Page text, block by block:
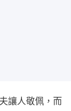
讓人敬佩，而